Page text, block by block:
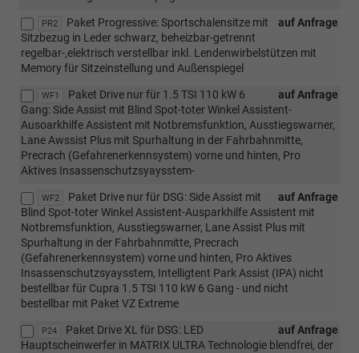
PR2 auf Anfrage
Paket Progressive: Sportschalensitze mit
Sitzbezug in Leder schwarz, beheizbar-getrennt
regelbar-,elektrisch verstellbar inkl. Lendenwirbelstützen mit
Memory für Sitzeinstellung und Außenspiegel
WF1 auf Anfrage
Paket Drive nur für 1.5 TSI 110 kW 6
Gang: Side Assist mit Blind Spot-toter Winkel Assistent-
Ausoarkhilfe Assistent mit Notbremsfunktion, Ausstiegswarner,
Lane Awssist Plus mit Spurhaltung in der Fahrbahnmitte,
Precrach (Gefahrenerkennsystem) vorne und hinten, Pro
Aktives Insassenschutzsyaysstem-
WF2 auf Anfrage
Paket Drive nur für DSG: Side Assist mit
Blind Spot-toter Winkel Assistent-Ausparkhilfe Assistent mit
Notbremsfunktion, Ausstiegswarner, Lane Assist Plus mit
Spurhaltung in der Fahrbahnmitte, Precrach
(Gefahrenerkennsystem) vorne und hinten, Pro Aktives
Insassenschutzsyaysstem, Intelligtent Park Assist (IPA) nicht
bestellbar für Cupra 1.5 TSI 110 kW 6 Gang - und nicht
bestellbar mit Paket VZ Extreme
P24 auf Anfrage
Paket Drive XL für DSG: LED
Hauptscheinwerfer in MATRIX ULTRA Technologie blendfrei, der